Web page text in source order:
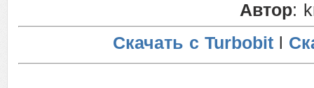
Автор:
Скачать с Turbobit